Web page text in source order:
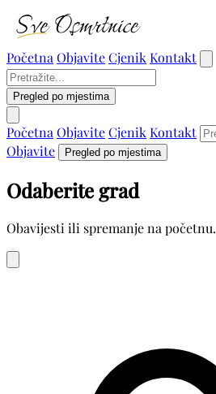
Početna ObjaviteCjenik Kontakt
Pregled po mjestima
Početna ObjaviteCjenik Kontakt
Objavite
Pregled po mjestima
Odaberite grad
Obavijesti ili spremanje na početnu.